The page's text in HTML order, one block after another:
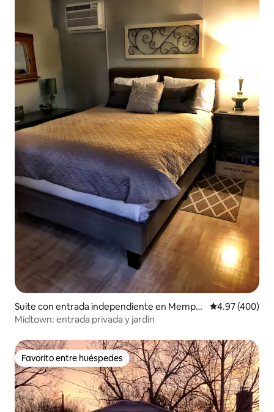
Suite con entrada independiente en Memphi
s
Calificación
4.97 (400)
Midtown: entrada privada y jardín
Favorito entre huéspedes
Favorito entre huéspedes